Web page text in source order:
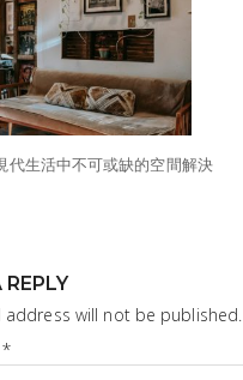
代生活中不可或缺的空間解決
REPLY
address will not be published.
*